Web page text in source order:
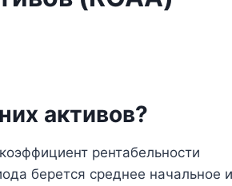
активов?
рентабельности
берется среднее начальное и